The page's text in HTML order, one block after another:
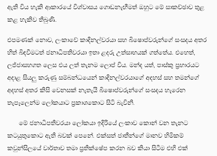
ඇති විය හැකි ආකාරයේ විශ්වාසය ගොඩනැඟීමත් ඔහුට මේ සාකච්ඡාව තුළ
කළ හැකිව තිබුණි.
එපමණක් නොව, ලංකාවේ කාදිනල්වරයා සහ බිෂොප්වරුන්ගේ සංසදය අතර
හිත් බිඳවීමටත් ජනාධිපතිවරයා ඉතා ළදරු උත්සාහයක් ගත්තේය. එහෙත්,
ලජ්ජාසහගත ලෙස එය ලත් තැනම ලොප් විය. මන්ද යත්, පාස්කු ප්‍රහාරයට
අදාළ සියලු කරුණු සම්බන්ධයෙන් කාදිනල්වරයාගේ අදහස් සහ තමන්ගේ
අදහස් අතර කිසි වෙනසක් නැතැයි බිෂොප්වරුන්ගේ සංසදය හැරෙන
තැපෑලෙන්ම ලෝකයාට ප්‍රකාශකොට සිටි බැවිනි.
මේ ජනාධිපතිවරයා ලෝකයා ඉදිරියේ ලංකාව කොන් වන තැනට
කටයුතුකොට ඇති බවක් පෙනේ. එක්සත් ජාතීන්ගේ මානව හිමිකම්
කවුන්සිලයේ වාර්තාව තමා ප්‍රතික්ෂේප කරන බව කියා සිටීම එහි එක්